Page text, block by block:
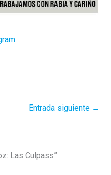
Entrada siguiente →
Las Culpass”